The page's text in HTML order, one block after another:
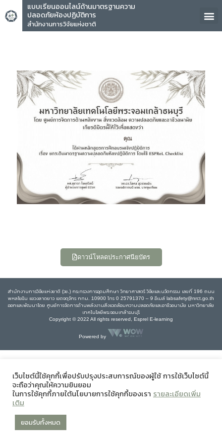
แบบเรียนออนไลน์ด้านมาตรฐานความ
ปลอดภัยห้องปฏิบัติการ
สำนักงานการวิจัยแห่งชาติ
คุณ
ดาวน์โหลดประกาศนียบัตร
สำนักงานการวิจัยแห่งชาติ (วช.) กระทรวงการอุดมศึกษา วิทยาศาสตร์ วิจัยและนวัตกรรม เลขที่ 196 ถนน
พหลโยธิน แขวงลาดยาว เขตจตุจักร กทม. 10900 โทร 0 25791370 – 9 อีเมล์ labsafety@nrct.go.th
ออกและพัฒนาโดย ศูนย์การจัดการด้านพลังงานสิ่งแวดล้อมความปลอดภัยและอาชีวอนามัย มหาวิทยาลัย
เทคโนโลยีพระจอมเกล้าธนบุรี
Copyright © 2022 All rights reserved, Esprel E-learning
Powered by
เว็บไซต์นี้ใช้คุกกี้เพื่อปรับปรุงประสบการณ์ของผู้ใช้ การใช้เว็บไซต์นี้
จะถือว่าคุณให้ความยินยอม
ในการใช้คุกกี้ภายใต้นโยบายการใช้คุกกี้ของเรา รายละเอียดเพิ่ม
เติม
ยอมรับทั้งหมด